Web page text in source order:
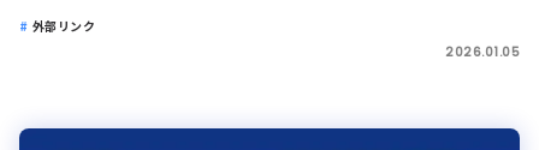
外部リンク
2026.01.05